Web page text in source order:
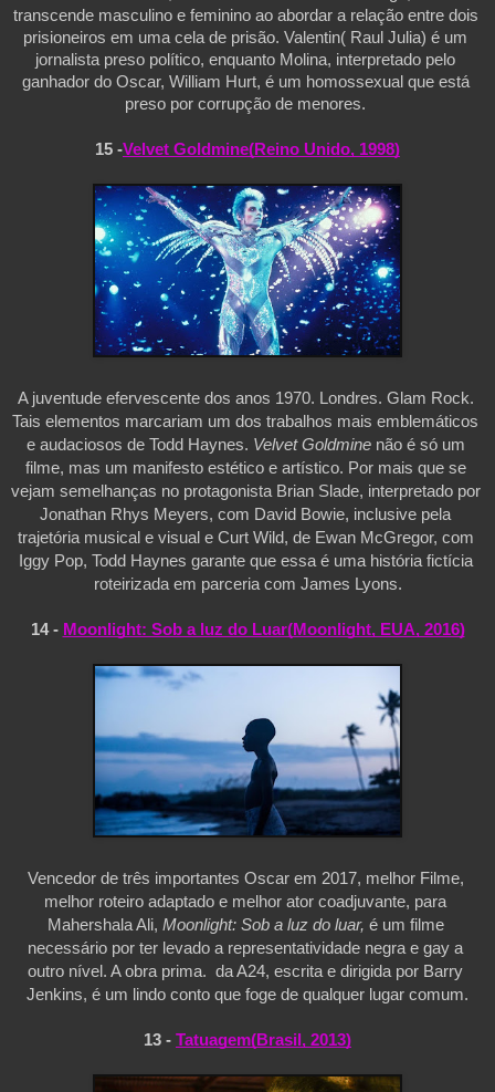
transcende masculino e feminino ao abordar a relação entre dois
prisioneiros em uma cela de prisão. Valentin( Raul Julia) é um
jornalista preso político, enquanto Molina, interpretado pelo
ganhador do Oscar, William Hurt, é um homossexual que está
preso por corrupção de menores.
15 -Velvet Goldmine(Reino Unido, 1998)
A juventude efervescente dos anos 1970. Londres. Glam Rock.
Tais elementos marcariam um dos trabalhos mais emblemáticos
e audaciosos de Todd Haynes. Velvet Goldmine não é só um
filme, mas um manifesto estético e artístico. Por mais que se
vejam semelhanças no protagonista Brian Slade, interpretado por
Jonathan Rhys Meyers, com David Bowie, inclusive pela
trajetória musical e visual e Curt Wild, de Ewan McGregor, com
Iggy Pop, Todd Haynes garante que essa é uma história fictícia
roteirizada em parceria com James Lyons.
14 - Moonlight: Sob a luz do Luar(Moonlight, EUA, 2016)
Vencedor de três importantes Oscar em 2017, melhor Filme,
melhor roteiro adaptado e melhor ator coadjuvante, para
Mahershala Ali, Moonlight: Sob a luz do luar, é um filme
necessário por ter levado a representatividade negra e gay a
outro nível. A obra prima.  da A24, escrita e dirigida por Barry
Jenkins, é um lindo conto que foge de qualquer lugar comum.
13 - Tatuagem(Brasil, 2013)